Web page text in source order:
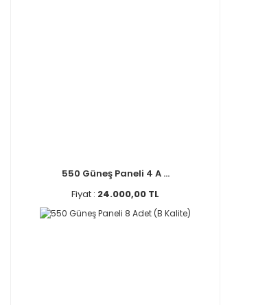
550 Güneş Paneli 4 A ...
Fiyat : 24.000,00 TL